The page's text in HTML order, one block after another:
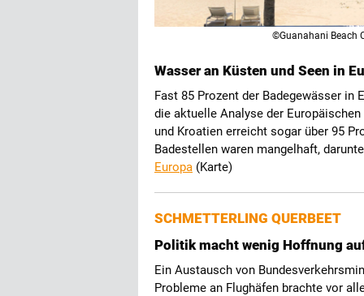
©Guanahani Beach
Wasser an Küsten und Seen in
Fast 85 Prozent der Badegewässer in
die aktuelle Analyse der
und Kroatien erreicht sogar über 95
Badestellen waren mangelhaft,
Europa (Karte)
SCHMETTERLING QUERBEET
Politik macht wenig Hoffnung
Ein Austausch von
Probleme an Flughäfen brachte vor